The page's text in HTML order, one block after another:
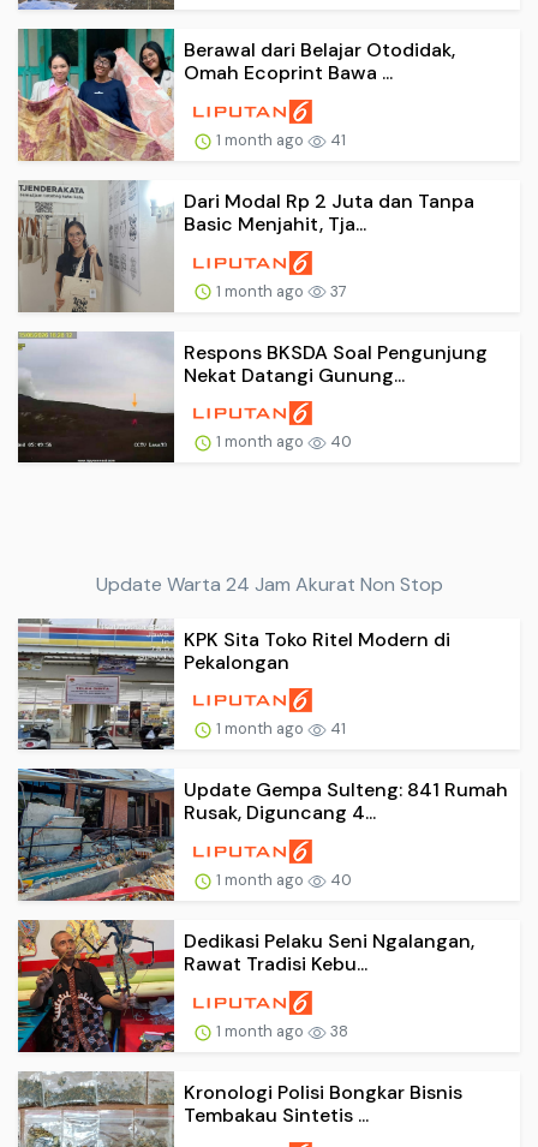
Berawal dari Belajar Otodidak,
Omah Ecoprint Bawa ...
1 month ago 41
Dari Modal Rp 2 Juta dan Tanpa
Basic Menjahit, Tja...
1 month ago 37
Respons BKSDA Soal Pengunjung
Nekat Datangi Gunung...
1 month ago 40
Update Warta 24 Jam Akurat Non Stop
KPK Sita Toko Ritel Modern di
Pekalongan
1 month ago 41
Update Gempa Sulteng: 841 Rumah
Rusak, Diguncang 4...
1 month ago 40
Dedikasi Pelaku Seni Ngalangan,
Rawat Tradisi Kebu...
1 month ago 38
Kronologi Polisi Bongkar Bisnis
Tembakau Sintetis ...